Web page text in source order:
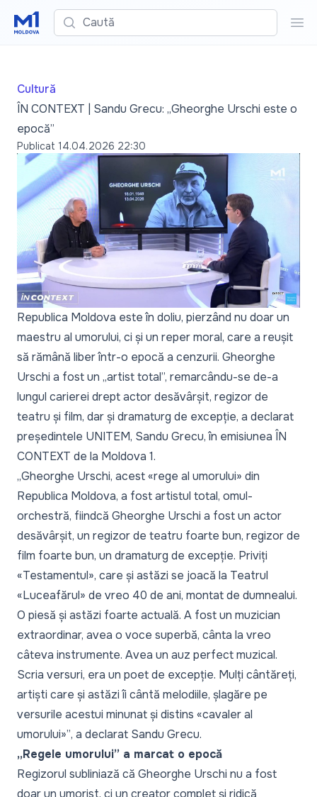
Caută
Cultură
ÎN CONTEXT | Sandu Grecu: „Gheorghe Urschi este o
epocă”
Publicat 14.04.2026 22:30
Republica Moldova este în doliu, pierzând nu doar un
maestru al umorului, ci și un reper moral, care a reușit
să rămână liber într-o epocă a cenzurii. Gheorghe
Urschi a fost un „artist total”, remarcându-se de-a
lungul carierei drept actor desăvârșit, regizor de
teatru și film, dar și dramaturg de excepție, a declarat
președintele UNITEM, Sandu Grecu, în emisiunea ÎN
CONTEXT de la Moldova 1.
„Gheorghe Urschi, acest «rege al umorului» din
Republica Moldova, a fost artistul total, omul-
orchestră, fiindcă Gheorghe Urschi a fost un actor
desăvârșit, un regizor de teatru foarte bun, regizor de
film foarte bun, un dramaturg de excepție. Priviți
«Testamentul», care și astăzi se joacă la Teatrul
«Luceafărul» de vreo 40 de ani, montat de dumnealui.
O piesă și astăzi foarte actuală. A fost un muzician
extraordinar, avea o voce superbă, cânta la vreo
câteva instrumente. Avea un auz perfect muzical.
Scria versuri, era un poet de excepție. Mulți cântăreți,
artiști care și astăzi îi cântă melodiile, șlagăre pe
versurile acestui minunat și distins «cavaler al
umorului»”, a declarat Sandu Grecu.
„Regele umorului” a marcat o epocă
Regizorul subliniază că Gheorghe Urschi nu a fost